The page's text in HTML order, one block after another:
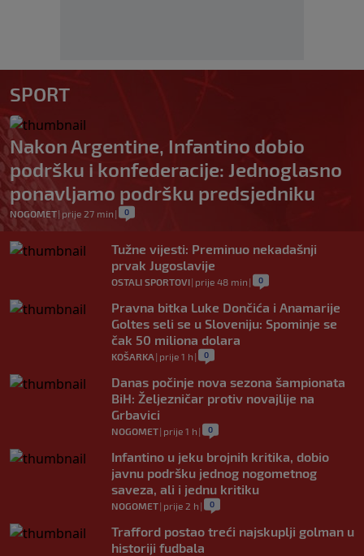
SPORT
Nakon Argentine, Infantino dobio
podršku i konfederacije: Jednoglasno
ponavljamo podršku predsjedniku
NOGOMET| prije 27 min | 0
Tužne vijesti: Preminuo nekadašnji
prvak Jugoslavije
OSTALI SPORTOVI| prije 48 min | 0
Pravna bitka Luke Dončića i Anamarije
Goltes seli se u Sloveniju: Spominje se
čak 50 miliona dolara
KOŠARKA | prije 1 h | 0
Danas počinje nova sezona šampionata
BiH: Željezničar protiv novajlije na
Grbavici
NOGOMET| prije 1 h | 0
Infantino u jeku brojnih kritika, dobio
javnu podršku jednog nogometnog
saveza, ali i jednu kritiku
NOGOMET| prije 2 h | 0
Trafford postao treći najskuplji golman u
historiji fudbala